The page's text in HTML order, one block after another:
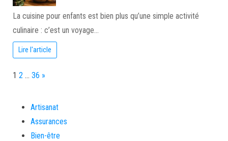
La cuisine pour enfants est bien plus qu’une simple activité
culinaire : c’est un voyage…
Lire l'article
Page:
1 2 … 36 Next
»
Artisanat
Assurances
Bien-être